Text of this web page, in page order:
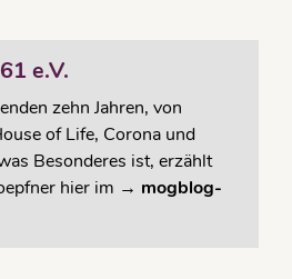
e.V.
zehn Jahren, von
of Life, Corona und
Besonderes ist, erzählt
hier im → mogblog-